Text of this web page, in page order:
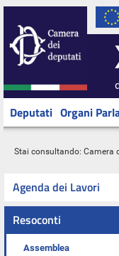
Deputati Organi
Stai consultando: Camera
Agenda dei Lavori
Resoconti
Assemblea